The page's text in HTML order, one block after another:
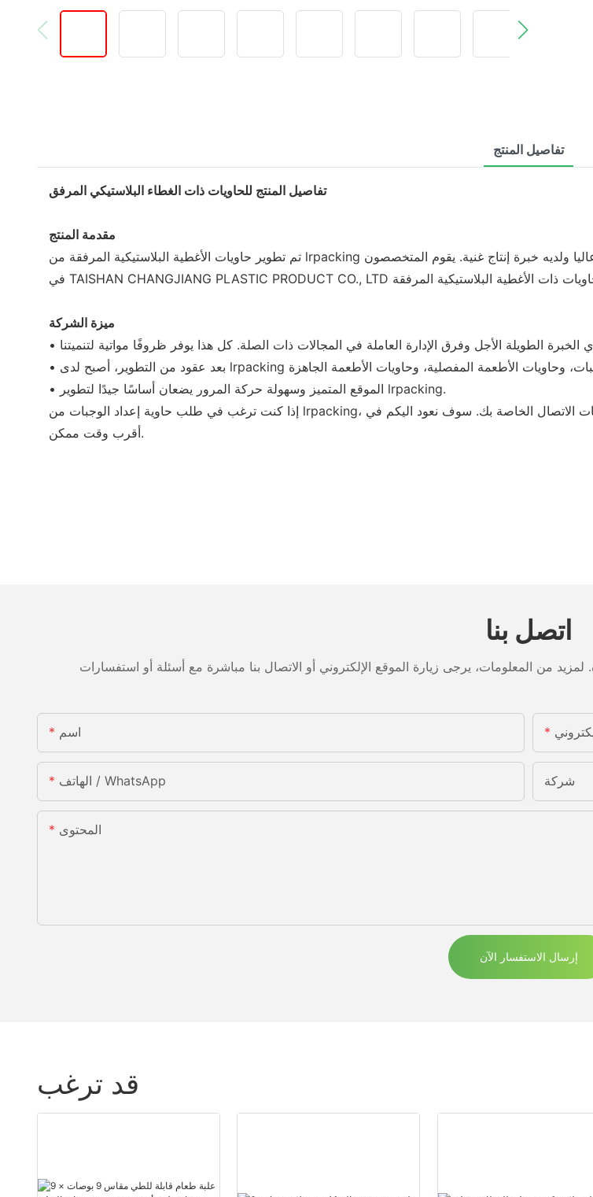
تفاصيل المنتج
تفاصيل المنتج للحاويات ذات الغطاء البلاستيكي المرفق
مقدمة المنتج
تم تطوير حاويات الأغطية البلاستيكية المرفقة من lrpacking بدقة فائقة بعناية فائقة. المنتج مضمون الجودة لأن فريق الإنتاج لدينا مؤهل تأهيلا عاليا ولديه خبرة إنتاج غنية. يقوم المتخصصون
ميزة الشركة
• الموقع المتميز وسهولة حركة المرور يضعان أساسًا جيدًا لتطوير lrpacking.
إذا كنت ترغب في طلب حاوية إعداد الوجبات من lrpacking، أو حاوية طعام بمفصلات صدفية، أو حاوية أطعمة لذيذة، فيرجى ترك معلومات الاتصال الخاصة بك. سوف نعود اليكم في
أقرب وقت ممكن.
اتصل بنا
اسم
الهاتف / WhatsApp شركة
المحتوى
إرسال الاستفسار الآن
قد ترغب